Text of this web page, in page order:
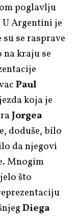
poglavlju
U Argentini je
se rasprave
kraju se
Paul
koja je
Jorgea
doduše, bilo
da njegovi
Mnogim
što
Diega